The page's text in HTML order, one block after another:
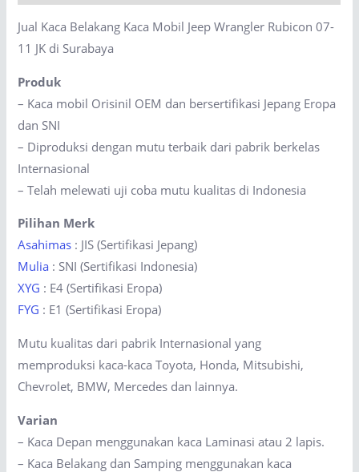
07-
11
JK
di
Surabaya
quantity
Jual Kaca Belakang Kaca Mobil Jeep Wrangler Rubicon 07-
11 JK di Surabaya
Produk
– Kaca mobil Orisinil OEM dan bersertifikasi Jepang Eropa
dan SNI
– Diproduksi dengan mutu terbaik dari pabrik berkelas
Internasional
– Telah melewati uji coba mutu kualitas di Indonesia
Pilihan Merk
Asahimas : JIS (Sertifikasi Jepang)
Mulia : SNI (Sertifikasi Indonesia)
XYG : E4 (Sertifikasi Eropa)
FYG : E1 (Sertifikasi Eropa)
Mutu kualitas dari pabrik Internasional yang
memproduksi kaca-kaca Toyota, Honda, Mitsubishi,
Chevrolet, BMW, Mercedes dan lainnya.
Varian
– Kaca Depan menggunakan kaca Laminasi atau 2 lapis.
– Kaca Belakang dan Samping menggunakan kaca